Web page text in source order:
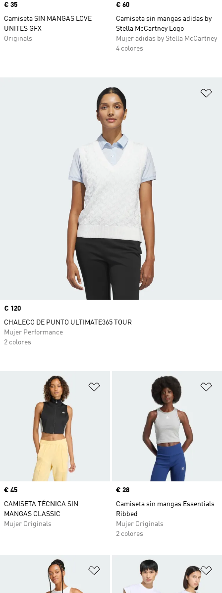
Precio
€ 35
Camiseta SIN MANGAS LOVE
UNITES GFX
Originals
Precio
€ 60
Camiseta sin mangas adidas by
Stella McCartney Logo
Mujer adidas by Stella McCartney
4 colores
Añadir a la lista de deseos
Precio
€ 45
CAMISETA TÉCNICA SIN
MANGAS CLASSIC
Mujer Originals
Precio
€ 28
Camiseta sin mangas Essentials
Ribbed
Mujer Originals
2 colores
Añadir a la lista de deseos
Precio
€ 120
CHALECO DE PUNTO ULTIMATE365 TOUR
Mujer Performance
2 colores